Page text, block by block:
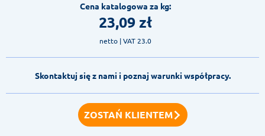
Cena katalogowa za kg:
23,09zł
netto | VAT 23.0
Skontaktuj się z nami i poznaj warunki współpracy.
ZOSTAŃ KLIENTEM